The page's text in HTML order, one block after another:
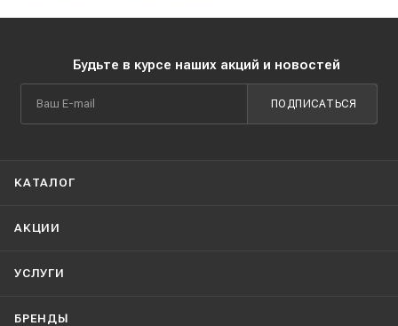
Будьте в курсе наших акций и новостей
ПОДПИСАТЬСЯ
КАТАЛОГ
АКЦИИ
УСЛУГИ
БРЕНДЫ